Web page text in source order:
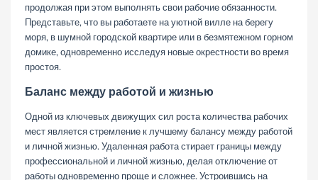
продолжая при этом выполнять свои рабочие обязанности.
Представьте, что вы работаете на уютной вилле на берегу
моря, в шумной городской квартире или в безмятежном горном
домике, одновременно исследуя новые окрестности во время
простоя.
Баланс между работой и жизнью
Одной из ключевых движущих сил роста количества рабочих
мест является стремление к лучшему балансу между работой
и личной жизнью. Удаленная работа стирает границы между
профессиональной и личной жизнью, делая отключение от
работы одновременно проще и сложнее. Устроившись на